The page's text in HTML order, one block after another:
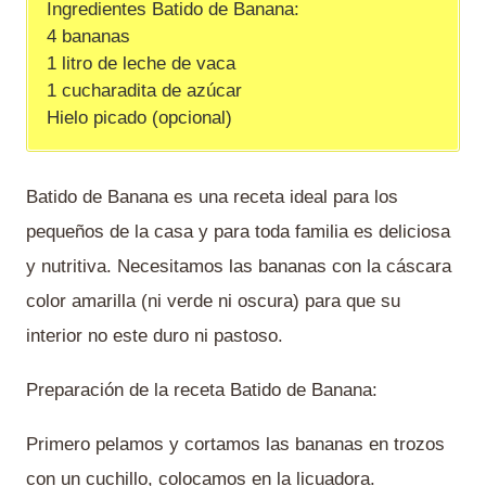
Ingredientes Batido de Banana:
4 bananas
1 litro de leche de vaca
1 cucharadita de azúcar
Hielo picado (opcional)
Batido de Banana es una receta ideal para los
pequeños de la casa y para toda familia es deliciosa
y nutritiva. Necesitamos las bananas con la cáscara
color amarilla (ni verde ni oscura) para que su
interior no este duro ni pastoso.
Preparación de la receta Batido de Banana:
Primero pelamos y cortamos las bananas en trozos
con un cuchillo, colocamos en la licuadora.